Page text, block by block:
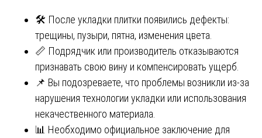
🛠️ После укладки плитки появились дефекты:
трещины, пузыри, пятна, изменения цвета.
📏 Подрядчик или производитель отказываются
признавать свою вину и компенсировать ущерб.
📌 Вы подозреваете, что проблемы возникли из-за
нарушения технологии укладки или использования
некачественного материала.
📊 Необходимо официальное заключение для